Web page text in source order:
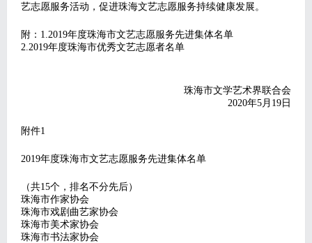
艺志愿服务活动，促进珠海文艺志愿服务持续健康发展。
附：1.2019年度珠海市文艺志愿服务先进集体名单
2.2019年度珠海市优秀文艺志愿者名单
珠海市文学艺术界联合会
2020年5月19日
附件1
2019年度珠海市文艺志愿服务先进集体名单
（共15个，排名不分先后）
珠海市作家协会
珠海市戏剧曲艺家协会
珠海市美术家协会
珠海市书法家协会